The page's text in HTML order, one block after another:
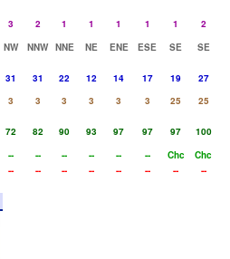
3 2 1 1 1 1 1
2
NW NNW NNE NE ENE ESE SE
SE
31 31 22 12 14 17 19
27
3 3 3 3 3 3 25
25
72 82 90 93 97 97 97
100
-- -- -- -- -- -- Chc
Chc
-- -- -- -- -- -- -- --